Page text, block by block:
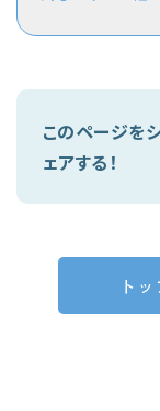
このページを
ェアする！
ト